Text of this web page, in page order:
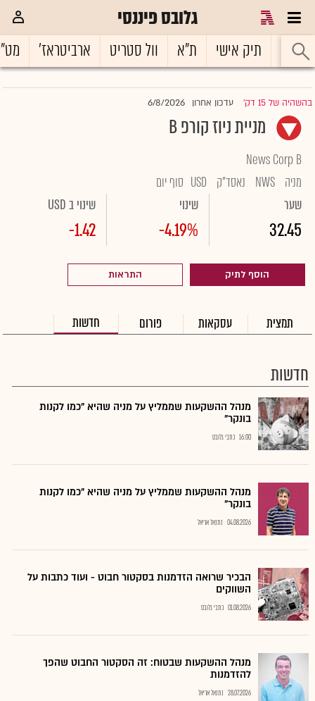
גלובס פיננסי
ראשי תיק אישי ת"א וול סטריט ארביטראז'
בהשהיה של 15 דק' |עדכון אחרון 6/8/2026
מניית ניוז קורפ B
News Corp B
מניה NWS נאסד"ק USD סוף יום
שער
32.45
שינוי
-4.19%
שינוי ב USD
-1.42
הוסף לתיק התראות
תמצית עסקאות פורום חדשות
חדשות
מנהל ההשקעות שממליץ על מניה שהיא "כמו לקנות
בונקר"
16:00 כתבי גלובס
מנהל ההשקעות שממליץ על מניה שהיא "כמו לקנות
בונקר"
04.08.2026 נתנאל אריאל
הבכיר שרואה הזדמנות בסקטור חבוט - ועוד כתבות על
השווקים
01.08.2026 כתבי גלובס
מנהל ההשקעות שבטוח: זה הסקטור החבוט שהפך
להזדמנות
28.07.2026 נתנאל אריאל